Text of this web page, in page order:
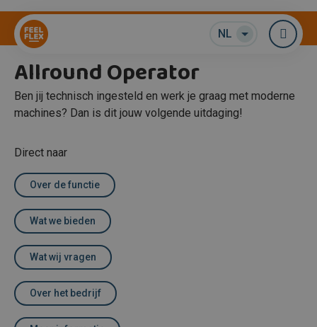
NL
Allround Operator
Ben jij technisch ingesteld en werk je graag met moderne
machines? Dan is dit jouw volgende uitdaging!
Direct naar
Over de functie
Wat we bieden
Wat wij vragen
Over het bedrijf